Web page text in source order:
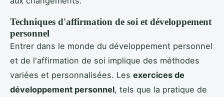
Techniques d'affirmation de soi et développement
personnel
Entrer dans le monde du développement personnel
et de l'affirmation de soi implique des méthodes
variées et personnalisées. Les exercices de
développement personnel, tels que la pratique de